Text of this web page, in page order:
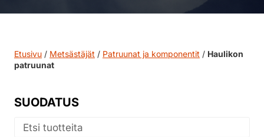
Etusivu / Metsästäjät / Patruunat ja komponentit / Haulikon
patruunat
SUODATUS